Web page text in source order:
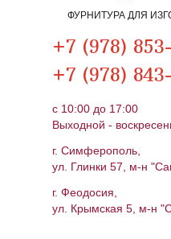
ФУРНИТУРА ДЛЯ
+7 (978)
+7 (978)
c 10:00 до 17:00
Выходной -
г. Симферополь,
ул. Глинки 57, м-н
г. Феодосия,
ул. Крымская 5, м-н